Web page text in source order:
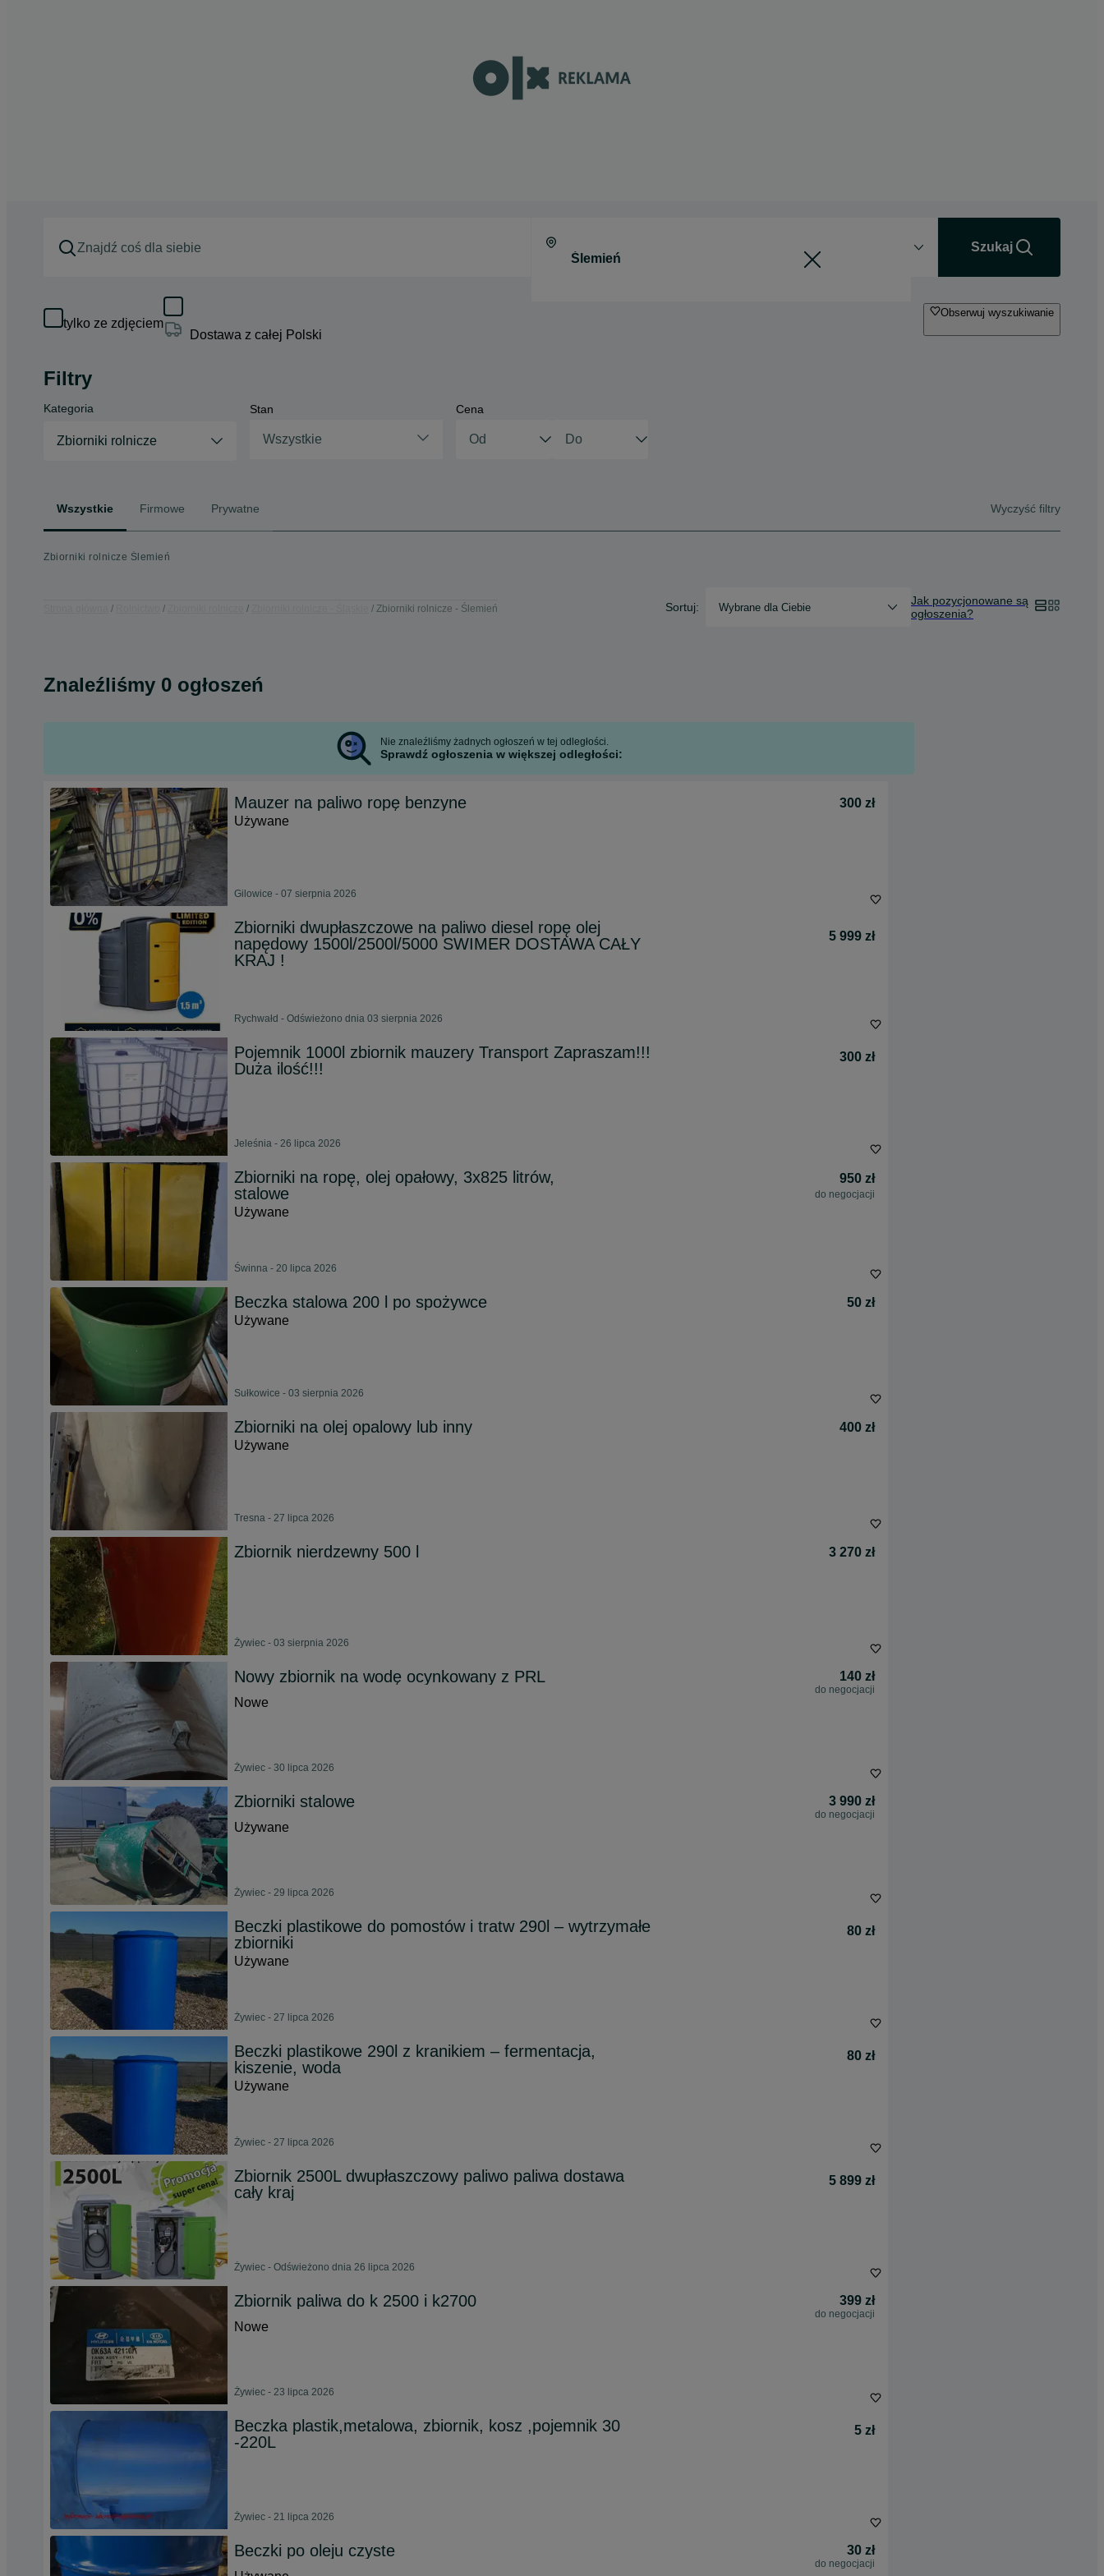
Szukaj
tylko ze zdjęciem
Dostawa z całej Polski
Obserwuj wyszukiwanie
Filtry
Kategoria
Zbiorniki rolnicze
Stan
Wszystkie
Cena
Wszystkie Firmowe Prywatne Wyczyść filtry
Zbiorniki rolnicze Ślemień
Zbiorniki rolnicze - Ślemień Sortuj: Wybrane dla Ciebie
Jak pozycjonowane są
ogłoszenia?
Znaleźliśmy 0 ogłoszeń
Nie znaleźliśmy żadnych ogłoszeń w tej odległości.
Sprawdź ogłoszenia w większej odległości:
Mauzer na paliwo ropę benzyne
300 zł
Używane
Gilowice - 07 sierpnia 2026
Zbiorniki dwupłaszczowe na paliwo diesel ropę olej
napędowy 1500l/2500l/5000 SWIMER DOSTAWA CAŁY
KRAJ !
5 999 zł
Rychwałd - Odświeżono dnia 03 sierpnia 2026
Pojemnik 1000l zbiornik mauzery Transport Zapraszam!!!
Duża ilość!!!
300 zł
Jeleśnia - 26 lipca 2026
Zbiorniki na ropę, olej opałowy, 3x825 litrów,
stalowe
950 zł
do negocjacji
Używane
Świnna - 20 lipca 2026
Beczka stalowa 200 l po spożywce
50 zł
Używane
Sułkowice - 03 sierpnia 2026
Zbiorniki na olej opalowy lub inny
400 zł
Używane
Tresna - 27 lipca 2026
Zbiornik nierdzewny 500 l 3 270 zł
Żywiec - 03 sierpnia 2026
Nowy zbiornik na wodę ocynkowany z PRL 140 zł
do negocjacji
Nowe
Żywiec - 30 lipca 2026
Zbiorniki stalowe 3 990 zł
do negocjacji
Używane
Żywiec - 29 lipca 2026
Beczki plastikowe do pomostów i tratw 290l – wytrzymałe
zbiorniki
80 zł
Używane
Żywiec - 27 lipca 2026
Beczki plastikowe 290l z kranikiem – fermentacja,
kiszenie, woda
80 zł
Używane
Żywiec - 27 lipca 2026
Zbiornik 2500L dwupłaszczowy paliwo paliwa dostawa
cały kraj
5 899 zł
Żywiec - Odświeżono dnia 26 lipca 2026
Zbiornik paliwa do k 2500 i k2700 399 zł
do negocjacji
Nowe
Żywiec - 23 lipca 2026
Beczka plastik,metalowa, zbiornik, kosz ,pojemnik 30
-220L
5 zł
Żywiec - 21 lipca 2026
Beczki po oleju czyste 30 zł
do negocjacji